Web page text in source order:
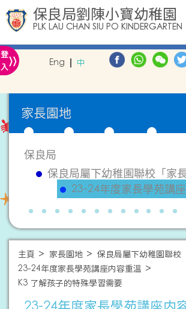
保良局劉陳小寶幼稚園
PLK LAU CHAN SIU PO KINDERGARTEN
登
入» Eng 中
家長園地
保良局
保良局屬下幼稚園聯校「家
23-24年度家長學苑講
主頁 家長園地
保良局屬下幼稚園聯校
23-24年度家長學苑講座内容重溫
K3 了解孩子的特殊學習需要